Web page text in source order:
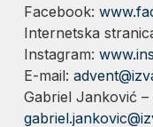
Facebook:
Internetska
Instagram:
E-mail:
Gabriel Janković